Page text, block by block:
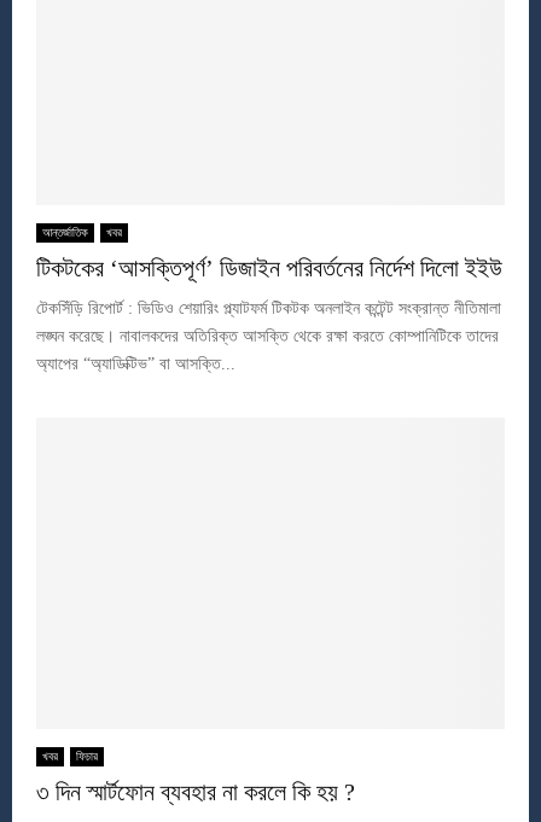
আন্তর্জাতিক খবর
টিকটকের ‘আসক্তিপূর্ণ’ ডিজাইন পরিবর্তনের নির্দেশ দিলো ইইউ
টেকসিঁড়ি রিপোর্ট : ভিডিও শেয়ারিং প্ল্যাটফর্ম টিকটক অনলাইন কন্টেন্ট সংক্রান্ত নীতিমালা
লঙ্ঘন করেছে। নাবালকদের অতিরিক্ত আসক্তি থেকে রক্ষা করতে কোম্পানিটিকে তাদের
অ্যাপের “অ্যাডিক্টিভ” বা আসক্তি...
খবর ফিচার
৩ দিন স্মার্টফোন ব্যবহার না করলে কি হয় ?